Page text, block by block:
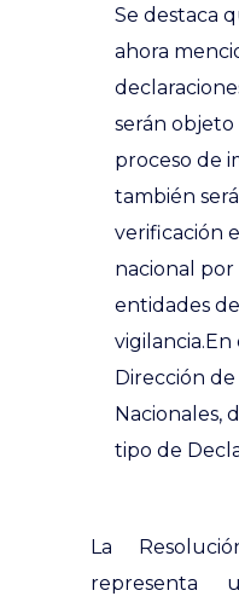
Se destaca
ahora
serán objeto
proceso de
también
verificación
nacional
entidades
vigilancia. En
Dirección
Nacionales,
tipo de
La